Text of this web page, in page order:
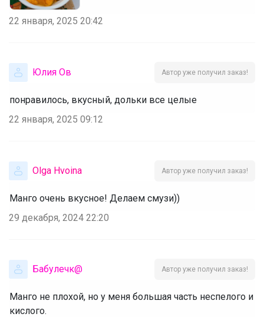
22 января, 2025 20:42
Юлия Ов Автор уже получил заказ!
понравилось, вкусный, дольки все целые
22 января, 2025 09:12
Olga Hvoina Автор уже получил заказ!
Манго очень вкусное! Делаем смузи))
29 декабря, 2024 22:20
Бабулечк@ Автор уже получил заказ!
Манго не плохой, но у меня большая часть неспелого и
кислого.